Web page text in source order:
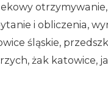
i obliczenia,
śląskie,
żak katowice,